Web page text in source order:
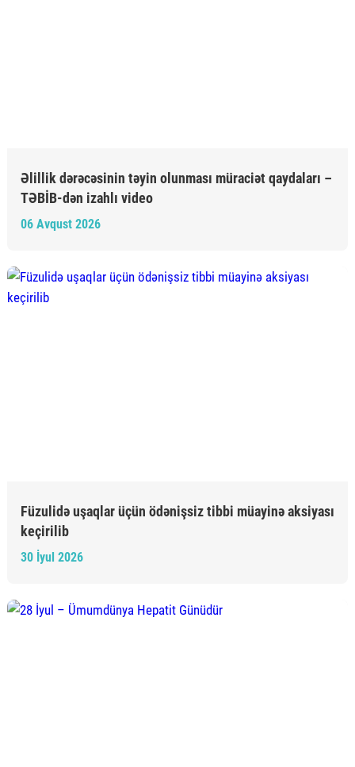
Əlillik dərəcəsinin təyin olunması müraciət qaydaları –
TƏBİB-dən izahlı video
06 Avqust 2026
Füzulidə uşaqlar üçün ödənişsiz tibbi müayinə aksiyası
keçirilib
30 İyul 2026